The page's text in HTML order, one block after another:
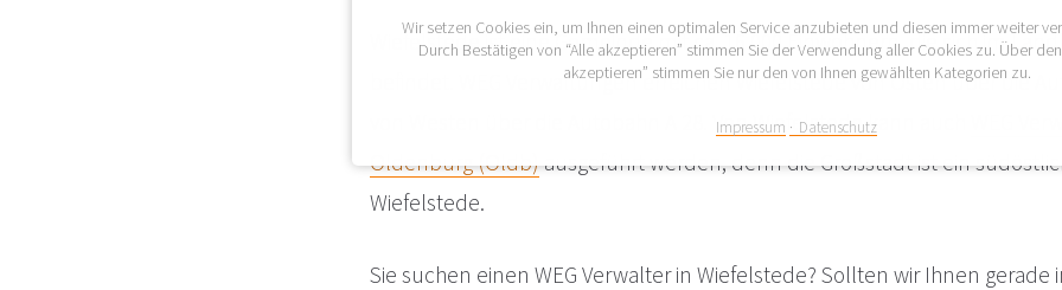
Wiefelstede ist eine Gemeinde mit ca. 16.000 Einwohnern, die sich im
befindet. WEG Verwaltungen erreichen Wiefelstede von Osten über die
von Westen über die Autobahn A 28. Von Wiefelstede kann auch
Oldenburg (Oldb)ausgeführt werden, denn die Großstadt ist ein
Wiefelstede.
Sie suchen einen WEG Verwalter in Wiefelstede? Sollten wir Ihnen gerade
Wir setzen Cookies ein, um Ihnen einen optimalen Service anzubieten und diesen immer weiter
Durch Bestätigen von “Alle akzeptieren” stimmen Sie der Verwendung aller Cookies zu. Über
akzeptieren” stimmen Sie nur den von Ihnen gewählten Kategorien zu.
Impressum Datenschutz